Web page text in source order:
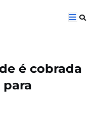
é cobrada
para